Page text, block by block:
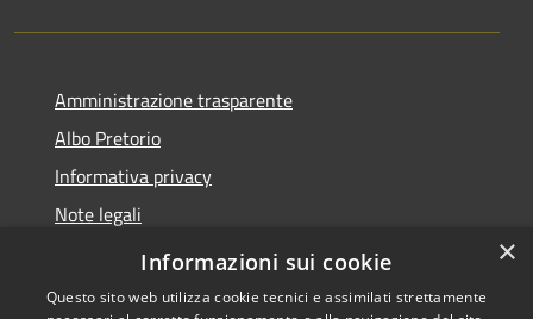
Amministrazione trasparente
Albo Pretorio
Informativa privacy
Note legali
Dichiarazione di accessibilità
×
Informazioni sui cookie
Questo sito web utilizza cookie tecnici e assimilati strettamente